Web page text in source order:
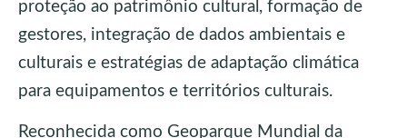
proteção ao patrimônio cultural, formação de
gestores, integração de dados ambientais e
culturais e estratégias de adaptação climática
para equipamentos e territórios culturais.
Reconhecida como Geoparque Mundial da